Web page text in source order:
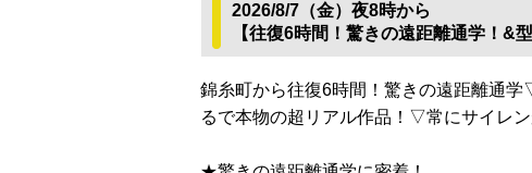
2026/8/7（金）夜8時から
【往復6時間！驚きの遠距離通学！&
錦糸町から往復6時間！驚きの遠距離通
るで本物の超リアル作品！▽常にサイレ